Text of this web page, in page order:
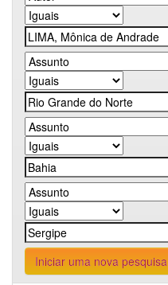
Iniciar uma nova pesquisa